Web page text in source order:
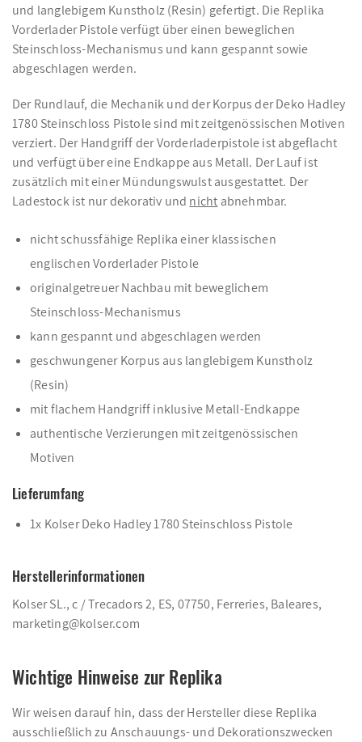
und langlebigem Kunstholz (Resin) gefertigt. Die Replika
Vorderlader Pistole verfügt über einen beweglichen
Steinschloss-Mechanismus und kann gespannt sowie
abgeschlagen werden.
Der Rundlauf, die Mechanik und der Korpus der Deko Hadley
1780 Steinschloss Pistole sind mit zeitgenössischen Motiven
verziert. Der Handgriff der Vorderladerpistole ist abgeflacht
und verfügt über eine Endkappe aus Metall. Der Lauf ist
zusätzlich mit einer Mündungswulst ausgestattet. Der
Ladestock ist nur dekorativ und nicht abnehmbar.
nicht schussfähige Replika einer klassischen
englischen Vorderlader Pistole
originalgetreuer Nachbau mit beweglichem
Steinschloss-Mechanismus
kann gespannt und abgeschlagen werden
geschwungener Korpus aus langlebigem Kunstholz
(Resin)
mit flachem Handgriff inklusive Metall-Endkappe
authentische Verzierungen mit zeitgenössischen
Motiven
Lieferumfang
1x Kolser Deko Hadley 1780 Steinschloss Pistole
Herstellerinformationen
Kolser SL., c / Trecadors 2, ES, 07750, Ferreries, Baleares,
marketing@kolser.com
Wichtige Hinweise zur Replika
Wir weisen darauf hin, dass der Hersteller diese Replika
ausschließlich zu Anschauungs- und Dekorationszwecken